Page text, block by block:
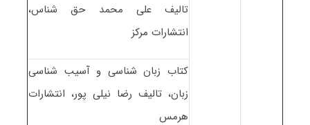
تالیف علی محمد حق شناس،
انتشارات مرکز
کتاب زبان شناسی و آسیب شناسی
زبان، تالیف رضا نیلی پور، انتشارات
هرمس